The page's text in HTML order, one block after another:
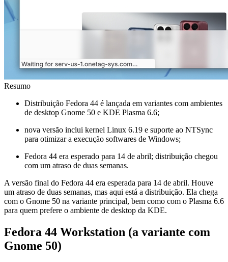
Resumo
Distribuição Fedora 44 é lançada em variantes com ambientes
de desktop Gnome 50 e KDE Plasma 6.6;
nova versão inclui kernel Linux 6.19 e suporte ao NTSync
para otimizar a execução softwares de Windows;
Fedora 44 era esperado para 14 de abril; distribuição chegou
com um atraso de duas semanas.
A versão final do Fedora 44 era esperada para 14 de abril. Houve
um atraso de duas semanas, mas aqui está a distribuição. Ela chega
com o Gnome 50 na variante principal, bem como com o Plasma 6.6
para quem prefere o ambiente de desktop da KDE.
Fedora 44 Workstation (a variante com
Gnome 50)